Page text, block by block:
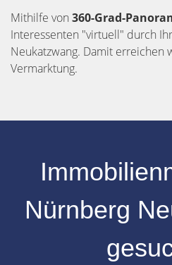
Mithilfe von 360-Grad-
Interessenten "virtuell" durch
Neukatzwang. Damit erreichen
Vermarktung.
Nürnberg